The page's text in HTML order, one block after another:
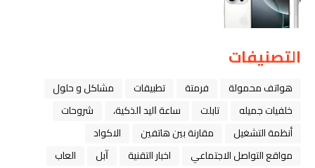
التصنيفات
هواتف محمولة فرمتة تطبيقات
مشاكل و حلول
خلفيات جميله
تابلت ﺳﺎﻋﺔ ﺍﻟﻴﺪ ﺍﻟﺬﻛﻴﺔ،
شروحات
أنظمة التشغيل
مقارنة بين هاتفين
الاكواد
مواقع التواصل الاجتماعي
اخبار التقنية ﺁﺑﻞ
العاب